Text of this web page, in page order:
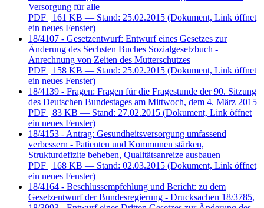
Versorgung für alle
PDF | 161 KB — Stand: 25.02.2015 (Dokument, Link öffnet
ein neues Fenster)
18/4107 - Gesetzentwurf: Entwurf eines Gesetzes zur
Änderung des Sechsten Buches Sozialgesetzbuch -
Anrechnung von Zeiten des Mutterschutzes
PDF | 158 KB — Stand: 25.02.2015 (Dokument, Link öffnet
ein neues Fenster)
18/4139 - Fragen: Fragen für die Fragestunde der 90. Sitzung
des Deutschen Bundestages am Mittwoch, dem 4. März 2015
PDF | 83 KB — Stand: 27.02.2015 (Dokument, Link öffnet
ein neues Fenster)
18/4153 - Antrag: Gesundheitsversorgung umfassend
verbessern - Patienten und Kommunen stärken,
Strukturdefizite beheben, Qualitätsanreize ausbauen
PDF | 168 KB — Stand: 02.03.2015 (Dokument, Link öffnet
ein neues Fenster)
18/4164 - Beschlussempfehlung und Bericht: zu dem
Gesetzentwurf der Bundesregierung - Drucksachen 18/3785,